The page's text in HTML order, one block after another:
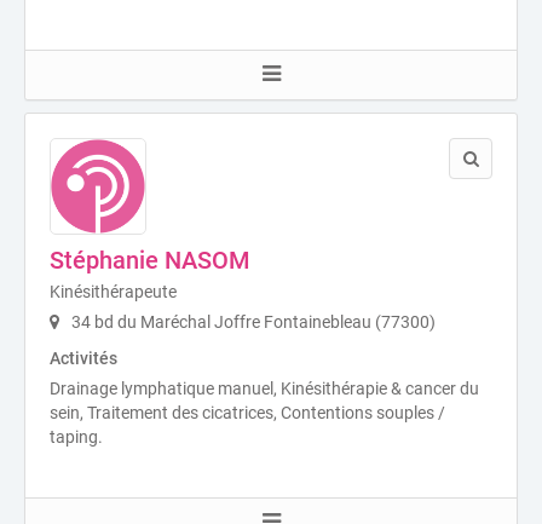
Stéphanie NASOM
Kinésithérapeute
34 bd du Maréchal Joffre Fontainebleau (77300)
Activités
Drainage lymphatique manuel, Kinésithérapie & cancer du
sein, Traitement des cicatrices, Contentions souples /
taping.